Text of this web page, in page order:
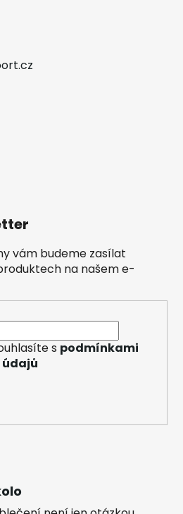
vám budeme zasílat
na našem e-
s podmínkami
údajů